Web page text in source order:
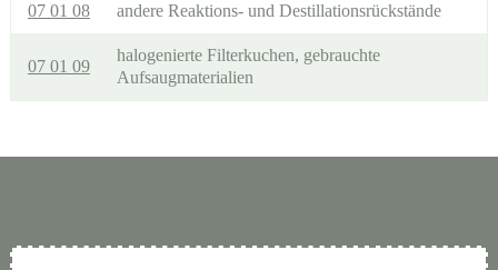
07 01 08 andere Reaktions- und Destillationsrückstände
07 01 09
halogenierte Filterkuchen, gebrauchte
Aufsaugmaterialien